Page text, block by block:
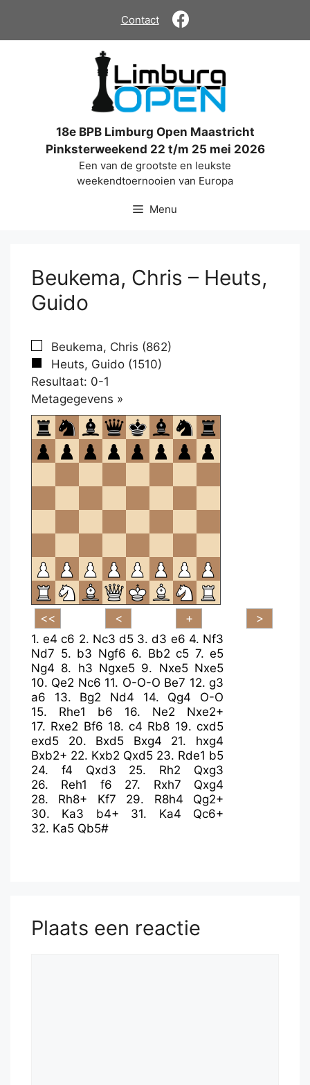
de
Contact
18e BPB Limburg Open Maastricht
Pinksterweekend 22 t/m 25 mei 2026
Een van de grootste en leukste
weekendtoernooien van Europa
Menu
Beukema, Chris – Heuts,
Guido
Beukema, Chris (862)
Heuts, Guido (1510)
Resultaat: 0-1
Metagegevens »
om
te
openen.
1.e4 c6 2. Nc3 d5 3.d3 e6 4. Nf3
Nd7 5. b3 Ngf6 6. Bb2 c5 7. e5
Ng4 8. h3 Ngxe5 9. Nxe5 Nxe5
10. Qe2 Nc6 11. O-O-O Be7 12.g3
a6
13. Bg2 Nd4 14. Qg4
O-O
15. Rhe1 b6 16. Ne2
Nxe2+
17. Rxe2 Bf6 18.c4 Rb8 19.cxd5
exd5
20. Bxd5 Bxg4 21. hxg4
Bxb2+ 22. Kxb2 Qxd5 23. Rde1 b5
24. f4 Qxd3 25. Rh2
Qxg3
26. Reh1 f6 27. Rxh7
Qxg4
28. Rh8+ Kf7 29. R8h4
Qg2+
30. Ka3 b4+ 31. Ka4
Qc6+
32. Ka5 Qb5#
Plaats een reactie